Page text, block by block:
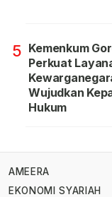
5 Kemenkum
Perkuat
Wujudkan
Hukum
AMEERA
EKONOMI SYARIAH